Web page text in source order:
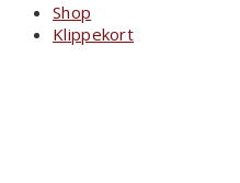
Shop
Klippekort